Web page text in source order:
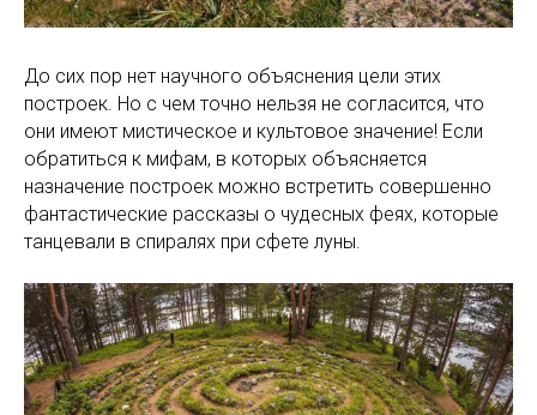
До сих пор нет научного объяснения цели этих
построек. Но с чем точно нельзя не согласится, что
они имеют мистическое и культовое значение! Если
обратиться к мифам, в которых объясняется
назначение построек можно встретить совершенно
фантастические рассказы о чудесных феях, которые
танцевали в спиралях при сфете луны.